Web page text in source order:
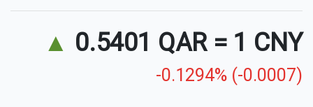
1 CNY
=
0.5401 QAR
▲
-0.1294% (-0.0007)